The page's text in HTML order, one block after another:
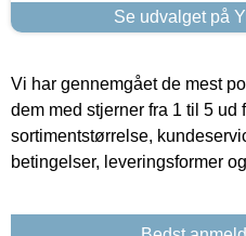
Se udvalget på
Vi har gennemgået de mest
dem med stjerner fra 1 til 5 ud
sortimentstørrelse,
betingelser, leveringsformer